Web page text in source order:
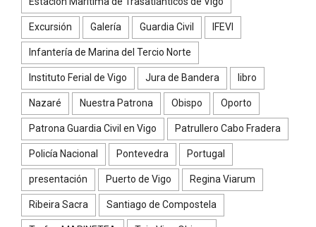
Excursión Galería Guardia Civil IFEVI
Infantería de Marina del Tercio Norte
Instituto Ferial de Vigo Jura de Bandera libro
Nazaré Nuestra Patrona Obispo Oporto
Patrona Guardia Civil en Vigo Patrullero Cabo Fradera
Policía Nacional Pontevedra Portugal
presentación Puerto de Vigo Regina Viarum
Ribeira Sacra Santiago de Compostela